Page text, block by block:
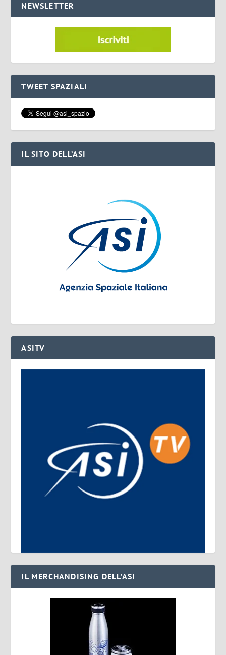
NEWSLETTER
TWEET SPAZIALI
IL SITO DELL’ASI
ASITV
IL MERCHANDISING DELL’ASI